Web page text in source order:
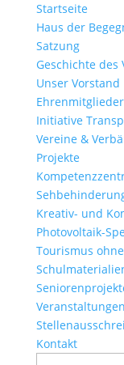
Startseite
Haus der
Satzung
Geschichte des
Unser Vorstand
Ehrenmitglieder
Initiative
Vereine &
Projekte
Kreativ- und
Photovoltaik-
Tourismus
Veranstaltungen
Kontakt